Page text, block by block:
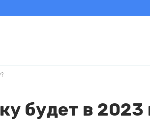
будет в 2023